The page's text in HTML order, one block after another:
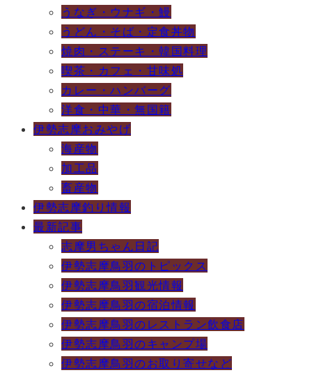
うなぎ・ウナギ・鰻
うどん・そば・定食丼物
焼肉・ステーキ・韓国料理
喫茶・カフェ・甘味処
カレー・ハンバーグ
洋食・中華・無国籍
伊勢志摩おみやげ
海産物
加工品
畜産物
伊勢志摩釣り情報
最新記事
志摩男ちゃん日記
伊勢志摩鳥羽のトピックス
伊勢志摩鳥羽観光情報
伊勢志摩鳥羽の宿泊情報
伊勢志摩鳥羽のレストラン飲食店
伊勢志摩鳥羽のキャンプ場
伊勢志摩鳥羽のお取り寄せなど